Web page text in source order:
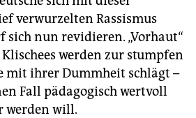
verwurzelten Rassismus
sich nun revidieren. „Vorhaut“
werden zur stumpfen
mit ihrer Dummheit schlägt –
Fall pädagogisch wertvoll
werden will.